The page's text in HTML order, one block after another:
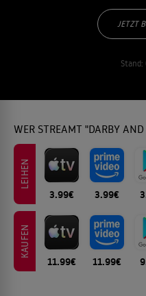
JETZT
Stand:
WER STREAMT "DARBY
LEIHEN
3.99€ 3.99€
KAUFEN
11.99€ 11.99€